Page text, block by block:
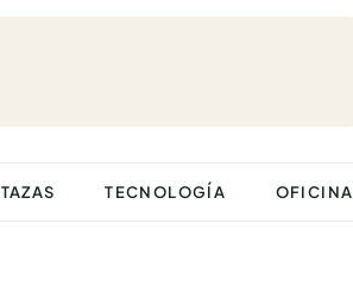
TAZAS TECNOLOGÍA OFICINA